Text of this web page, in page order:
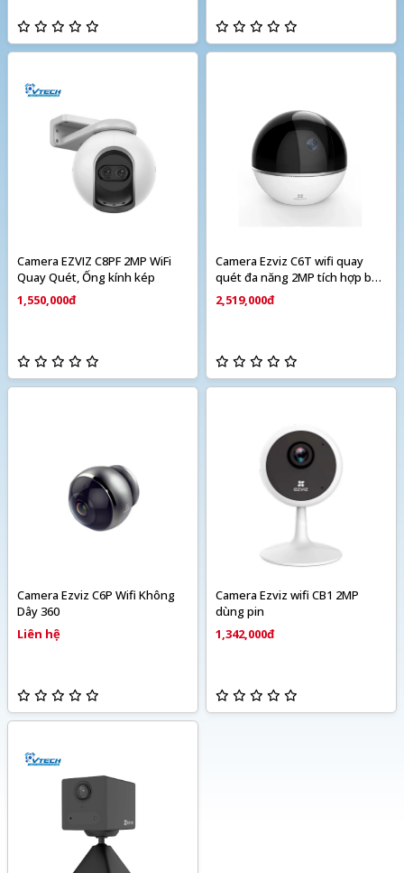
Camera EZVIZ C8PF 2MP WiFi
Quay Quét, Ống kính kép
1,550,000đ
Camera Ezviz C6T wifi quay
quét đa năng 2MP tích hợp báo
động
2,519,000đ
Camera Ezviz C6P Wifi Không
Dây 360
Liên hệ
Camera Ezviz wifi CB1 2MP
dùng pin
1,342,000đ